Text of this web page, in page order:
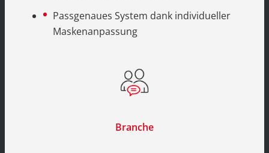
Passgenaues System dank individueller
Maskenanpassung
Branche